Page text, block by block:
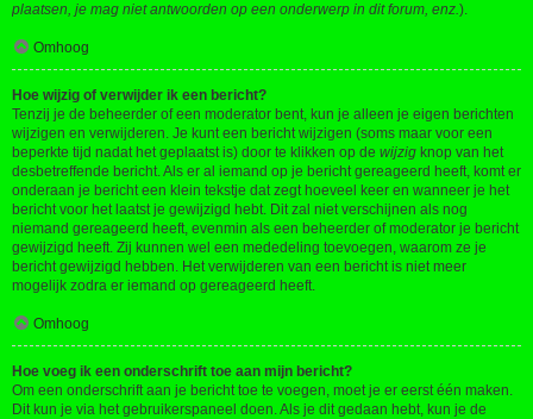
plaatsen, je mag niet antwoorden op een onderwerp in dit forum, enz.).
Omhoog
Hoe wijzig of verwijder ik een bericht?
Tenzij je de beheerder of een moderator bent, kun je alleen je eigen berichten
wijzigen en verwijderen. Je kunt een bericht wijzigen (soms maar voor een
beperkte tijd nadat het geplaatst is) door te klikken op de wijzig knop van het
desbetreffende bericht. Als er al iemand op je bericht gereageerd heeft, komt er
onderaan je bericht een klein tekstje dat zegt hoeveel keer en wanneer je het
bericht voor het laatst je gewijzigd hebt. Dit zal niet verschijnen als nog
niemand gereageerd heeft, evenmin als een beheerder of moderator je bericht
gewijzigd heeft. Zij kunnen wel een mededeling toevoegen, waarom ze je
bericht gewijzigd hebben. Het verwijderen van een bericht is niet meer
mogelijk zodra er iemand op gereageerd heeft.
Omhoog
Hoe voeg ik een onderschrift toe aan mijn bericht?
Om een onderschrift aan je bericht toe te voegen, moet je er eerst één maken.
Dit kun je via het gebruikerspaneel doen. Als je dit gedaan hebt, kun je de